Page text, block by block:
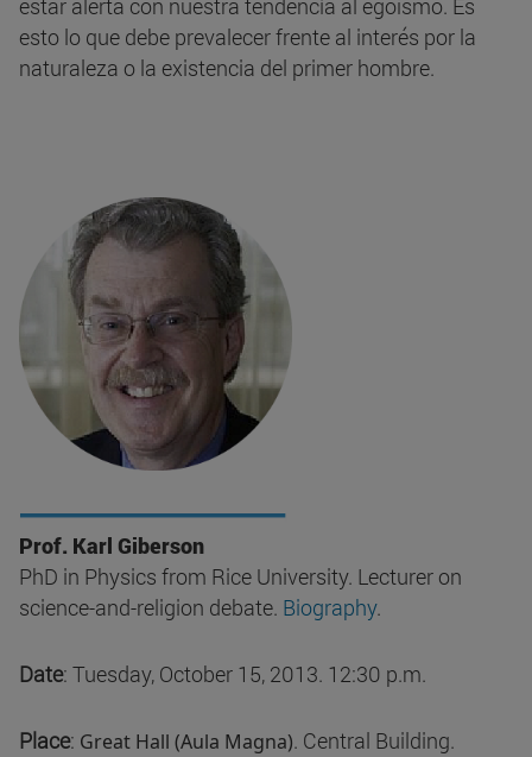
estar alerta con nuestra tendencia al egoísmo. Es
esto lo que debe prevalecer frente al interés por la
naturaleza o la existencia del primer hombre.
Prof. Karl Giberson
PhD in Physics from Rice University. Lecturer on
science-and-religion debate. Biography.
Date: Tuesday, October 15, 2013. 12:30 p.m.
Place: Great Hall (Aula Magna). Central Building.